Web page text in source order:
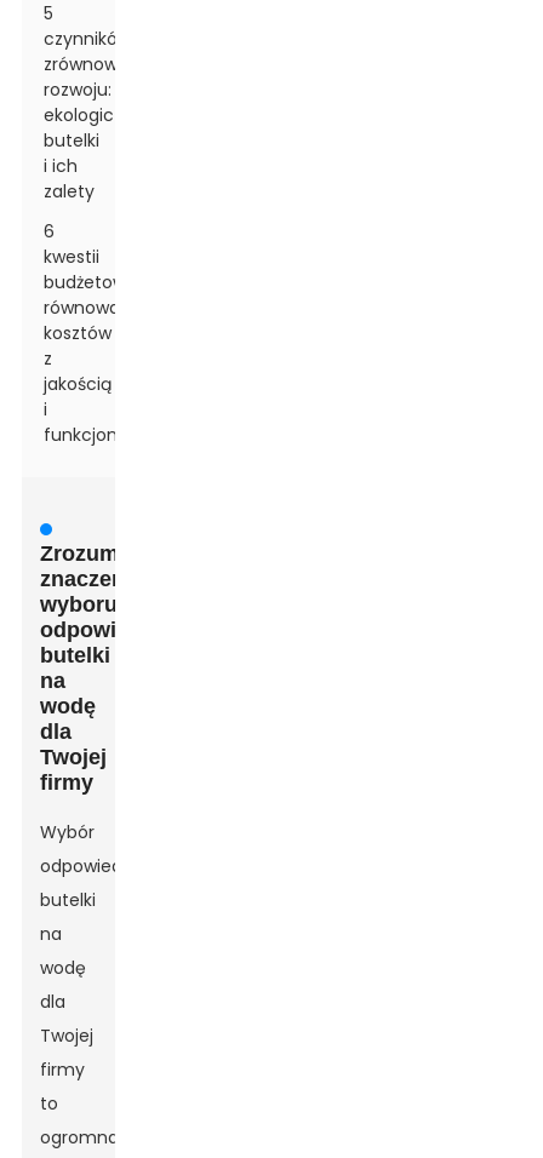
5
czynników
zrównoważonego
rozwoju:
ekologiczne
butelki
i ich
zalety
6
kwestii
budżetowych:
równoważenie
kosztów
z
jakością
i
funkcjonalnością
Zrozumienie
znaczenia
wyboru
odpowiedniej
butelki
na
wodę
dla
Twojej
firmy
Wybór
odpowiedniej
butelki
na
wodę
dla
Twojej
firmy
to
ogromna